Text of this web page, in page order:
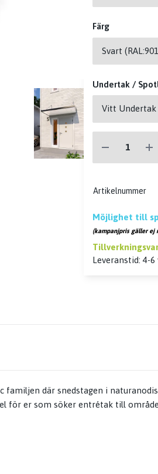
Färg
Undertak /
Artikelnummer
Möjlighet till
(kampanjpris gäller ej
Leveranstid: 4-6
familjen där snedstagen i
för er som söker entrétak till